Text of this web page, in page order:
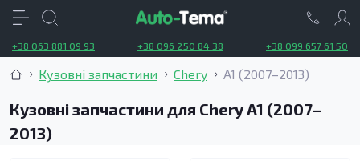
+38 063 881 09 93 +38 096 250 84 38 +38 099 657 61 50
Кузовні запчастини Chery A1 (2007–2013)
Кузовні запчастини для Chery A1 (2007–
2013)